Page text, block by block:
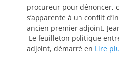
procureur pour dénoncer,
s’apparente à un conflit
ancien premier adjoint,
Le feuilleton politique
adjoint, démarré en Lire